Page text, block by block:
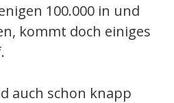
100.000 in und
kommt doch einiges
auch schon knapp